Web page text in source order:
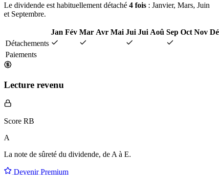
Le dividende est habituellement détaché 4 fois : Janvier, Mars, Juin
et Septembre.
Jan Fév Mar Avr Mai Jui Jui Aoû Sep Oct Nov
Détachements
Paiements
Lecture revenu
Score RB
A
La note de sûreté du dividende, de A à E.
Devenir Premium